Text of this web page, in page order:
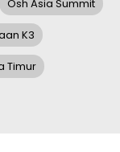
Osh Asia Summit
K3
Timur